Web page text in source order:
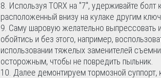
Используя TORX на "7", удерживайте болт
расположенный внизу на кулаке другим
Саму шаровую желательно выпрессовать
обойтись и без этого, например,
использовании тяжелых заменителей
осторожным, чтобы не повредить пыльник.
Далее демонтируем тормозной суппорт,